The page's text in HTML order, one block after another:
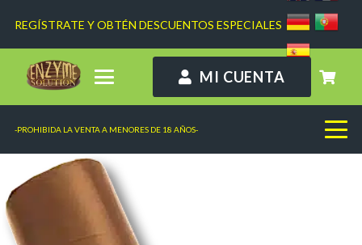
REGÍSTRATE Y OBTÉN DESCUENTOS ESPECIALES
MI CUENTA
-PROHIBIDA LA VENTA A MENORES DE 18 AÑOS-